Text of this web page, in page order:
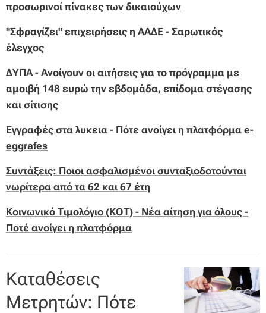
προσωρινοί πίνακες των δικαιούχων
"Σφραγίζει" επιχειρήσεις η ΑΑΔΕ - Σαρωτικός
έλεγχος
ΔΥΠΑ - Ανοίγουν οι αιτήσεις για το πρόγραμμα με
αμοιβή 148 ευρώ την εβδομάδα, επίδομα στέγασης
και σίτισης
Εγγραφές στα λυκεια - Πότε ανοίγει η πλατφόρμα e-
eggrafes
Συντάξεις: Ποιοι ασφαλισμένοι συνταξιοδοτούνται
νωρίτερα από τα 62 και 67 έτη
Κοινωνικό Τιμολόγιο (ΚΟΤ) - Νέα αίτηση για όλους -
Ποτέ ανοίγει η πλατφόρμα
Καταθέσεις
Μετρητών: Πότε